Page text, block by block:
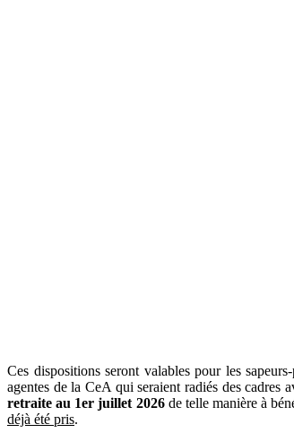
Ces dispositions seront valables pour les
agentes de la CeA qui seraient radiés des cadres
retraite au 1er juillet 2026de telle manière à
déjà été pris.